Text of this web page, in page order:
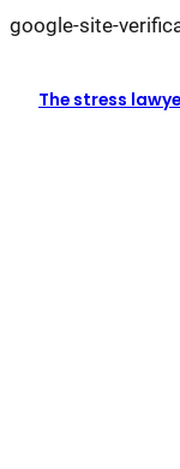
google-site-
The stress